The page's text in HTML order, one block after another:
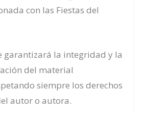
con las Fiestas del
garantizará la integridad y la
del material
siempre los derechos
autor o autora.